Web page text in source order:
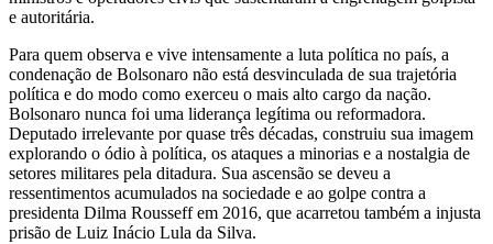
e autoritária.
Para quem observa e vive intensamente a luta política no país, a
condenação de Bolsonaro não está desvinculada de sua trajetória
política e do modo como exerceu o mais alto cargo da nação.
Bolsonaro nunca foi uma liderança legítima ou reformadora.
Deputado irrelevante por quase três décadas, construiu sua imagem
explorando o ódio à política, os ataques a minorias e a nostalgia de
setores militares pela ditadura. Sua ascensão se deveu a
ressentimentos acumulados na sociedade e ao golpe contra a
presidenta Dilma Rousseff em 2016, que acarretou também a injusta
prisão de Luiz Inácio Lula da Silva.